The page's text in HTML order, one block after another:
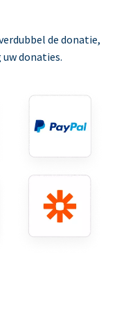
de donatie,
donaties.